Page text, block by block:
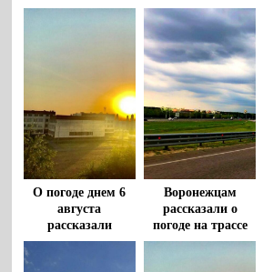
штормовом ветре
воронежцам
О погоде днем 6
августа
рассказали
воронежцам
Воронежцам
рассказали о
погоде на трассе
М-4 «Дон» 5